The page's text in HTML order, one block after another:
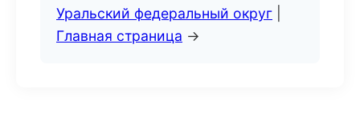
Уральский федеральный округ
Главная страница →